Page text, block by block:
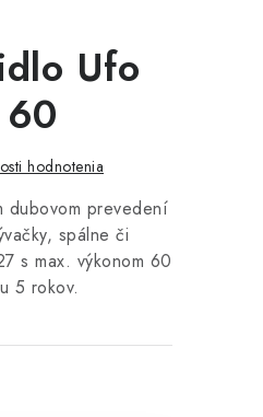
Ufo
hodnotenia
dubovom prevedení
spálne či
s max. výkonom 60
5 rokov.